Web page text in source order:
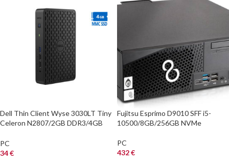
Dell Thin Client Wyse 3030LT Tiny
Celeron N2807/2GB DDR3/4GB
Refurbished PC
PC
34€
Fujitsu Esprimo D9010 SFF i5-
10500/8GB/256GB NVMe
PC
432€